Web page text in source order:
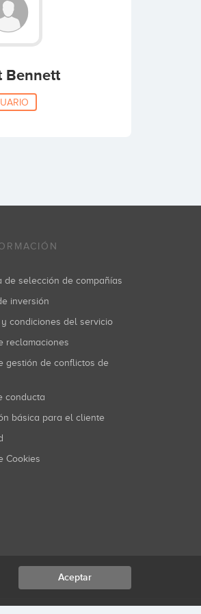
Bennett
de selección de compañías
inversión
y condiciones del servicio
reclamaciones
conducta
básica para el cliente
Cookies
Aceptar